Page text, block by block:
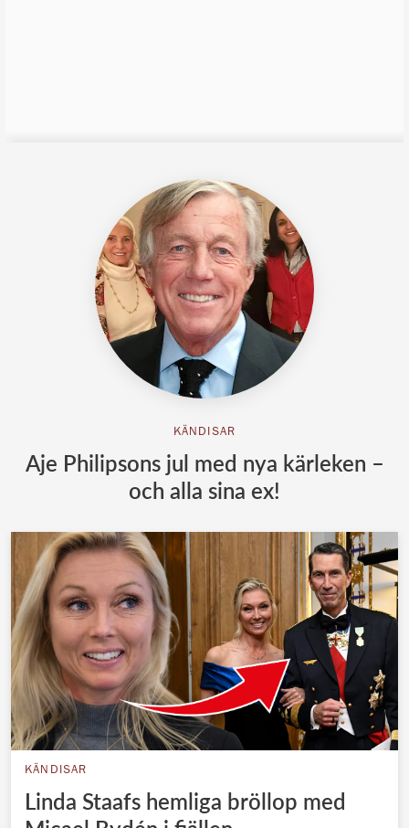
KÄNDISAR
Aje Philipsons jul med nya kärleken –
och alla sina ex!
KÄNDISAR
Linda Staafs hemliga bröllop med